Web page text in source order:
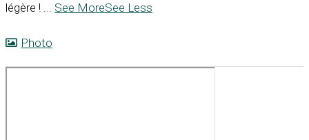
légère ! ... See MoreSee Less
Photo